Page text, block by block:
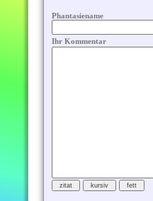
Phantasiename
Ihr Kommentar